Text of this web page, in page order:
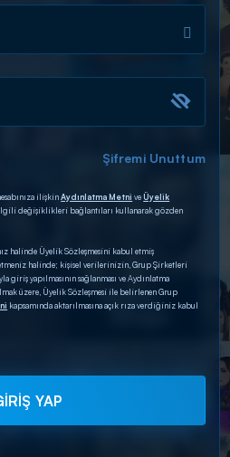
Şifremi Unuttum
ilişkinAydınlatma Metni veÜyelik
değişiklikleri bağlantıları kullanarak gözden
halinde Üyelik Sözleşmesini kabul etmiş
etmeniz halinde; kişisel verilerinizin, Grup Şirketleri
giriş yapılmasının sağlanması ve Aydınlatma
üzere, Üyelik Sözleşmesi ile belirlenen Grup
kapsamında aktarılmasına açık rıza verdiğiniz kabul
YAP